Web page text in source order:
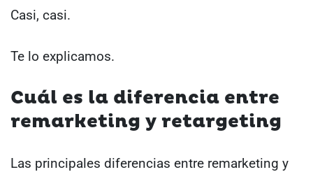
Casi, casi.
Te lo explicamos.
Cuál es la diferencia entre
remarketing y retargeting
Las principales diferencias entre remarketing y